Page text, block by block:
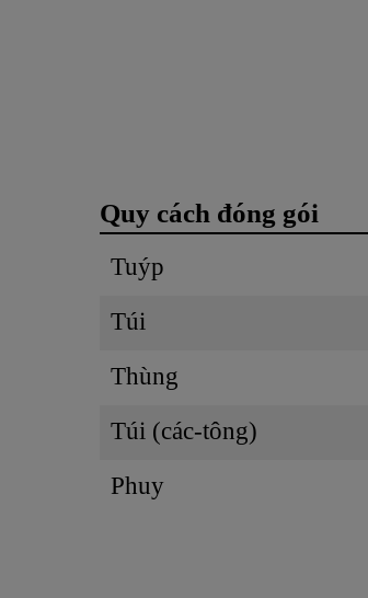
Quy cách đóng gói
Tuýp
Túi
Thùng
Túi (các-tông)
Phuy